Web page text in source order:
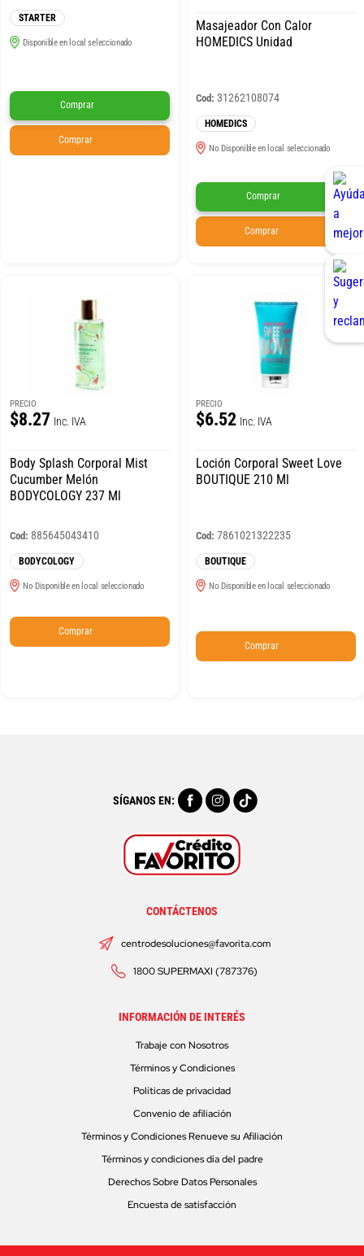
STARTER
Disponible en local seleccionado
Comprar
Comprar
Masajeador Con Calor
HOMEDICS Unidad
Cod: 31262108074
HOMEDICS
No Disponible en local seleccionado
Comprar
Comprar
PRECIO
$8.27 Inc. IVA
Body Splash Corporal Mist
Cucumber Melón
BODYCOLOGY 237 Ml
Cod: 885645043410
BODYCOLOGY
No Disponible en local seleccionado
Comprar
PRECIO
$6.52 Inc. IVA
Loción Corporal Sweet Love
BOUTIQUE 210 Ml
Cod: 7861021322235
BOUTIQUE
No Disponible en local seleccionado
Comprar
SÍGANOS EN:
CONTÁCTENOS
centrodesoluciones@favorita.com
1800 SUPERMAXI (787376)
INFORMACIÓN DE INTERÉS
Trabaje con Nosotros
Términos y Condiciones
Políticas de privacidad
Convenio de afiliación
Términos y Condiciones Renueve su Afiliación
Términos y condiciones día del padre
Derechos Sobre Datos Personales
Encuesta de satisfacción